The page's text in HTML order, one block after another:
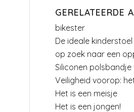
GERELATEERDE
bikester
De ideale kinderstoel
op zoek naar een
Siliconen
Veiligheid voorop:
Het is een meisje
Het is een jongen!